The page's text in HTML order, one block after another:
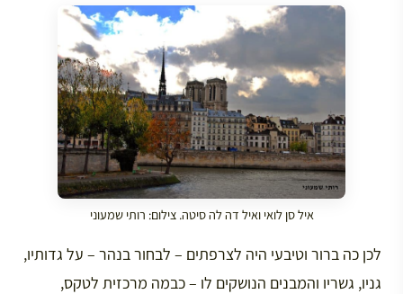
איל סן לואי ואיל דה לה סיטה. צילום: רותי שמעוני
לכן כה ברור וטיבעי היה לצרפתים – לבחור בנהר – על גדותיו,
גניו, גשריו והמבנים הנושקים לו – כבמה מרכזית לטקס,